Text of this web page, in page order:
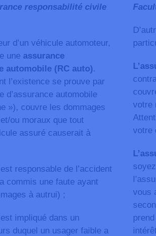
responsabilité civile
d’un véhicule automoteur,
une assurance
automobile (RC auto).
l’existence se prouve par
d’assurance automobile
»), couvre les dommages
ou moraux que tout
assuré causerait à
responsable de l’accident
commis une faute ayant
à autrui) ;
impliqué dans un
duquel un usager faible a
votre
votre
vous